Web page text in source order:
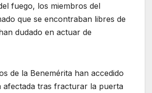
fuego, los miembros del
que se encontraban libres de
dudado en actuar de
de la Benemérita han accedido
afectada tras fracturar la puerta